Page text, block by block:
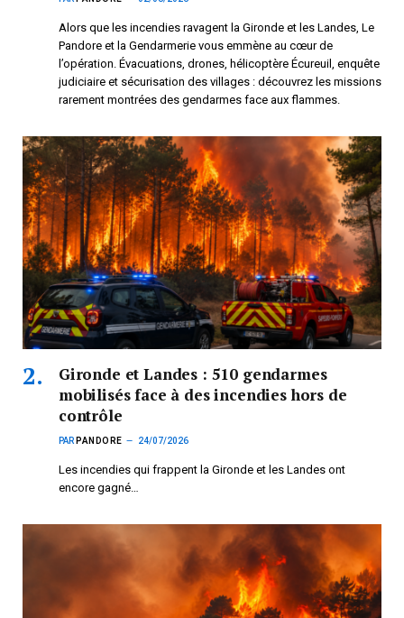
Alors que les incendies ravagent la Gironde et les Landes, Le
Pandore et la Gendarmerie vous emmène au cœur de
l’opération. Évacuations, drones, hélicoptère Écureuil, enquête
judiciaire et sécurisation des villages : découvrez les missions
rarement montrées des gendarmes face aux flammes.
Gironde et Landes : 510 gendarmes
mobilisés face à des incendies hors de
contrôle
PAR PANDORE 24/07/2026
Les incendies qui frappent la Gironde et les Landes ont
encore gagné…